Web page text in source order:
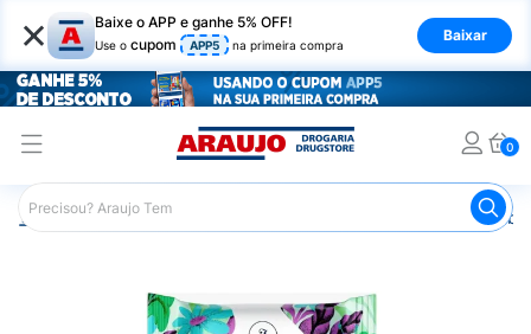
× Baixe o APP e ganhe 5% OFF!
Use o cupom APP5 na primeira compra
Baixar
0
Araujo Beleza e Cuidados